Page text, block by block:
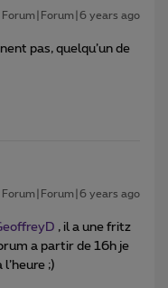
Forum|Forum|6 years ago
pas, quelqu’un de
Forum|Forum|6 years ago
, il a une fritz
a partir de 16h je
;)